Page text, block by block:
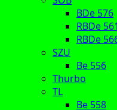
BDe 576
RBDe 561
RBDe
SZU
Be 556
Thurbo
TL
Be 558